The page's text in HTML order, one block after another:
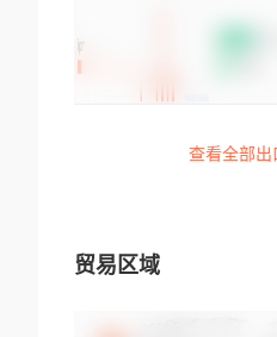
查看全部出
贸易区域